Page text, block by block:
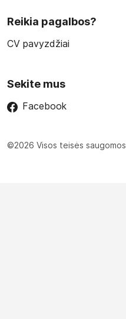
Reikia pagalbos?
CV pavyzdžiai
Sekite mus
Facebook
©2026 Visos teisės saugomos